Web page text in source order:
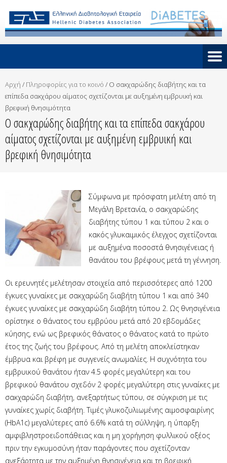
Αρχή / Πληροφορίες για το κοινό / Ο σακχαρώδης διαβήτης και τα
επίπεδα σακχάρου αίματος σχετίζονται με αυξημένη εμβρυική και
βρεφική θνησιμότητα
Ο σακχαρώδης διαβήτης και τα επίπεδα σακχάρου
αίματος σχετίζονται με αυξημένη εμβρυική και
βρεφική θνησιμότητα
Σύμφωνα με πρόσφατη μελέτη από τη
Μεγάλη Βρετανία, ο σακχαρώδης
διαβήτης τύπου 1 και τύπου 2 και ο
κακός γλυκαιμικός έλεγχος σχετίζονται
με αυξημένα ποσοστά θνησιγένειας ή
θανάτου του βρέφους μετά τη γέννηση.
Οι ερευνητές μελέτησαν στοιχεία από περισσότερες από 1200
έγκυες γυναίκες με σακχαρώδη διαβήτη τύπου 1 και από 340
έγκυες γυναίκες με σακχαρώδη διαβήτη τύπου 2. Ως θνησιγένεια
ορίστηκε ο θάνατος του εμβρύου μετά από 20 εβδομάδες
κύησης, ενώ ως βρεφικός θάνατος ο θάνατος κατά το πρώτο
έτος της ζωής του βρέφους. Από τη μελέτη αποκλείστηκαν
έμβρυα και βρέφη με συγγενείς ανωμαλίες. Η συχνότητα του
εμβρυικού θανάτου ήταν 4.5 φορές μεγαλύτερη και του
βρεφικού θανάτου σχεδόν 2 φορές μεγαλύτερη στις γυναίκες με
σακχαρώδη διαβήτη, ανεξαρτήτως τύπου, σε σύγκριση με τις
γυναίκες χωρίς διαβήτη. Τιμές γλυκοζυλιωμένης αιμοσφαιρίνης
(HbA1c) μεγαλύτερες από 6.6% κατά τη σύλληψη, η ύπαρξη
αμφιβληστροειδοπάθειας και η μη χορήγηση φυλλικού οξέος
πριν την εγκυμοσύνη ήταν παράγοντες που σχετίζονταν
ανεξάρτητα με την αυξημένη θνησιγένεια και τη βρεφική